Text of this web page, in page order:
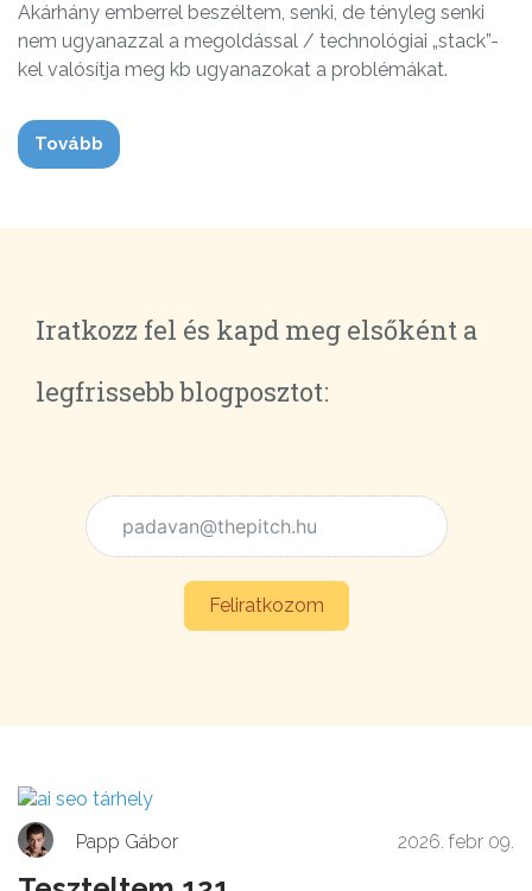
Akárhány emberrel beszéltem, senki, de tényleg senki
nem ugyanazzal a megoldással / technológiai „stack”-
kel valósítja meg kb ugyanazokat a problémákat.
Tovább
Iratkozz fel és kapd meg elsőként a
legfrissebb blogposztot:
Feliratkozom
Papp Gábor 2026. febr 09.